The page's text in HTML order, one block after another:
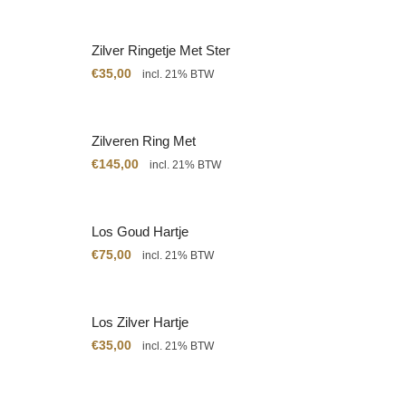
Zilver Ringetje Met Ster
€35,00 incl. 21% BTW
Zilveren Ring Met
Citrien
€145,00 incl. 21% BTW
Los Goud Hartje
€75,00 incl. 21% BTW
Los Zilver Hartje
€35,00 incl. 21% BTW